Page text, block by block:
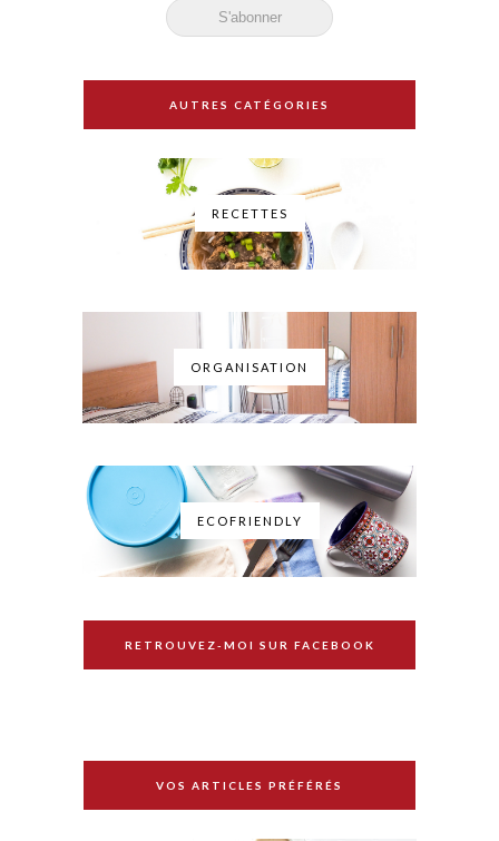
AUTRES CATÉGORIES
RECETTES
ORGANISATION
ECOFRIENDLY
RETROUVEZ-MOI SUR FACEBOOK
VOS ARTICLES PRÉFÉRÉS